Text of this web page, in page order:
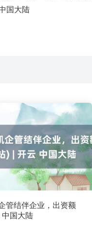
国大陆
管结伴企业，出资额
中国大陆